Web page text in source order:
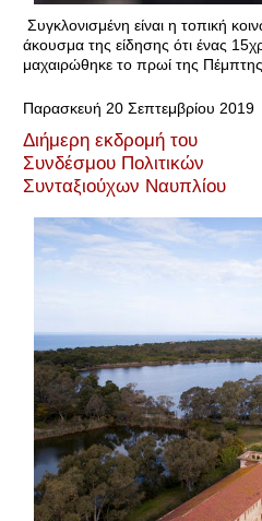
Συγκλονισμένη είναι η τοπική
άκουσμα της είδησης ότι ένας
μαχαιρώθηκε το πρωί της
Παρασκευή 20 Σεπτεμβρίου 2019
Διήμερη εκδρομή του
Συνδέσμου Πολιτικών
Συνταξιούχων Ναυπλίου